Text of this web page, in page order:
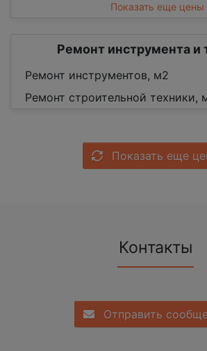
Показать еще цены
Ремонт инструмента и
Ремонт инструментов, м2
Ремонт строительной техники,
Показать еще
Контакты
Отправить